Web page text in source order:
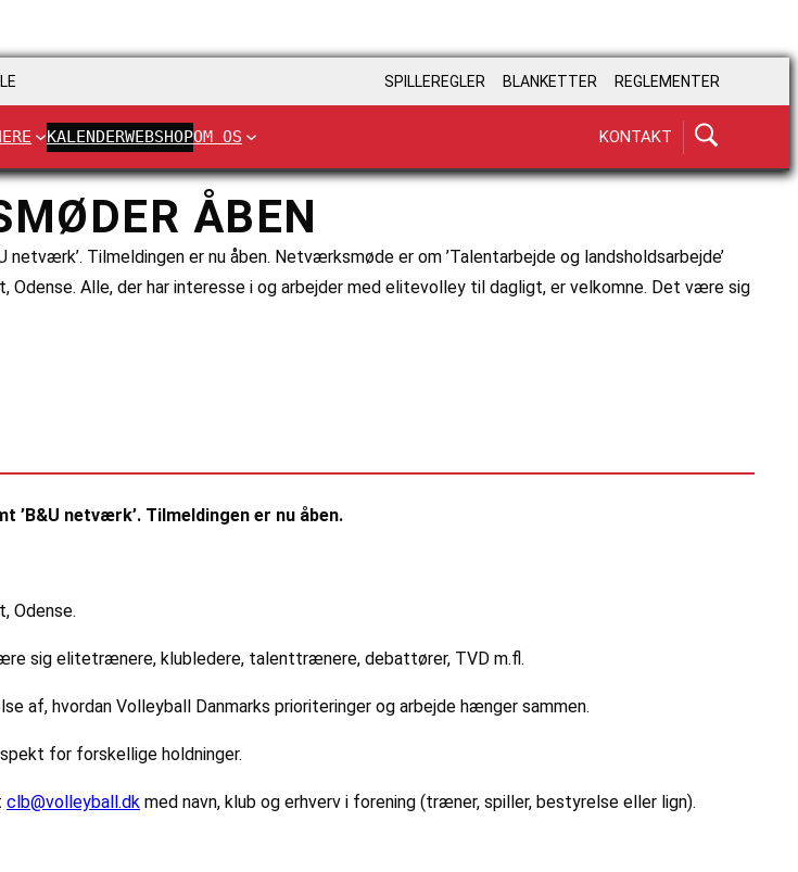
SPILLEREGLER BLANKETTER REGLEMENTER
KALENDERWEBSHOPOM OS KONTAKT
ÅBEN
Tilmeldingen er nu åben. Netværksmøde er om ’Talentarbejde og landsholdsarbejde’
Alle, der har interesse i og arbejder med elitevolley til dagligt, er velkomne. Det være sig
netværk’. Tilmeldingen er nu åben.
Odense.
sig elitetrænere, klubledere, talenttrænere, debattører, TVD m.fl.
hvordan Volleyball Danmarks prioriteringer og arbejde hænger sammen.
for forskellige holdninger.
clb@volleyball.dk med navn, klub og erhverv i forening (træner, spiller, bestyrelse eller lign).